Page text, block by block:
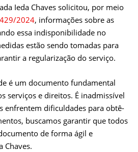
Ieda Chaves solicitou, por meio
2024, informações sobre as
essa indisponibilidade no
estão sendo tomadas para
a regularização do serviço.
é um documento fundamental
serviços e direitos. É inadmissível
enfrentem dificuldades para obtê-
buscamos garantir que todos
de forma ágil e
Chaves.